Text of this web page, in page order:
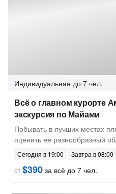
Индивидуальная до 7 чел.
Всё о главном курорте
экскурсия по Майами
Побывать в лучших местах
оценить её разнообразный
Сегодня в 19:00
Завтра в 08:00
от$390 за всё до 7 чел.